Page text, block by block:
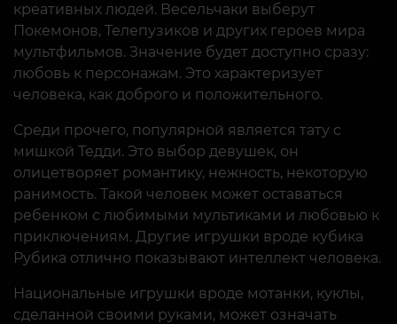
креативных людей. Весельчаки выберут
Покемонов, Телепузиков и других героев мира
мультфильмов. Значение будет доступно сразу:
любовь к персонажам. Это характеризует
человека, как доброго и положительного.
Среди прочего, популярной является тату с
мишкой Тедди. Это выбор девушек, он
олицетворяет романтику, нежность, некоторую
ранимость. Такой человек может оставаться
ребенком с любимыми мультиками и любовью к
приключениям. Другие игрушки вроде кубика
Рубика отлично показывают интеллект человека.
Национальные игрушки вроде мотанки, куклы,
сделанной своими руками, может означать